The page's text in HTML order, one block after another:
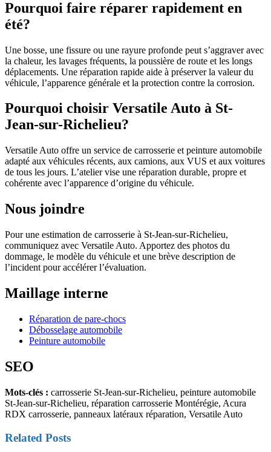
Pourquoi faire réparer rapidement en
été?
Une bosse, une fissure ou une rayure profonde peut s’aggraver avec
la chaleur, les lavages fréquents, la poussière de route et les longs
déplacements. Une réparation rapide aide à préserver la valeur du
véhicule, l’apparence générale et la protection contre la corrosion.
Pourquoi choisir Versatile Auto à St-
Jean-sur-Richelieu?
Versatile Auto offre un service de carrosserie et peinture automobile
adapté aux véhicules récents, aux camions, aux VUS et aux voitures
de tous les jours. L’atelier vise une réparation durable, propre et
cohérente avec l’apparence d’origine du véhicule.
Nous joindre
Pour une estimation de carrosserie à St-Jean-sur-Richelieu,
communiquez avec Versatile Auto. Apportez des photos du
dommage, le modèle du véhicule et une brève description de
l’incident pour accélérer l’évaluation.
Maillage interne
Réparation de pare-chocs
Débosselage automobile
Peinture automobile
SEO
Mots-clés : carrosserie St-Jean-sur-Richelieu, peinture automobile
St-Jean-sur-Richelieu, réparation carrosserie Montérégie, Acura
RDX carrosserie, panneaux latéraux réparation, Versatile Auto
Related Posts